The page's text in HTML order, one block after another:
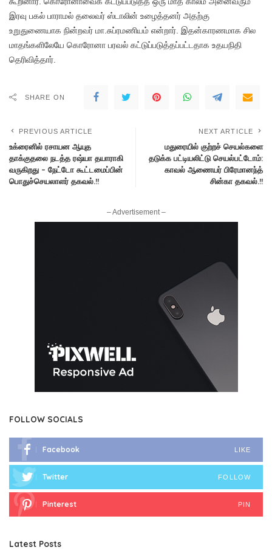
இரவு பகல் பாராமல் தலைவர் ஸ்டாலின் உழைத்தனர் அதற்கு
உறுதுணையாக நின்றவர் மா.சுப்ரமணியம் என்றார். இதன்காரணமாக சில
மாதங்களிலேயே கொரோனா பரவல் கட்டுப்படுத்தப்பட்டதாக உதயநிதி
தெரிவித்தார்.
SHARE ON
PREVIOUS ARTICLE
உக்ரைனில் ரசாயன ஆயுத
தாக்குதலை நடத்த ரஷ்யா தயாராகி
வருகிறது – நேட்டோ கூட்டமைப்பின்
பொதுச்செயலாளர் தகவல்.!!
NEXT ARTICLE
மதுரையில் குற்றச் செயல்களை
தடுக்க பட்டியலிட்டு செயல்பட்டோம்:
காவல் ஆணையர் பிரேமானந்த்
சின்கா தகவல்.!!
– Advertisement –
FOLLOW SOCIALS
Facebook LIKE
Twitter FOLLOW
Pinterest PIN
Latest Posts